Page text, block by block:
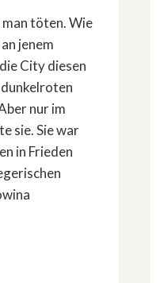
töten. Wie
jenem
City diesen
dunkelroten
nur im
sie. Sie war
in Frieden